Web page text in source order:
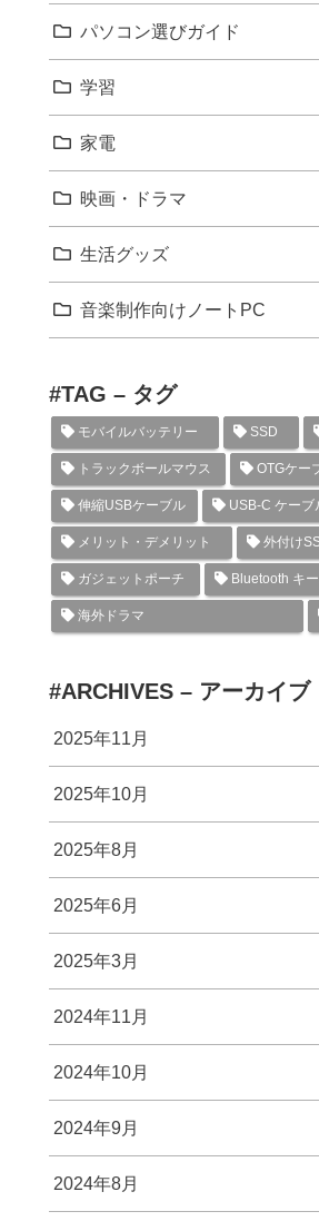
パソコン選びガイド
学習
家電
映画・ドラマ
生活グッズ
音楽制作向けノートPC
#TAG – タグ
モバイルバッテリー SSD
トラックボールマウス OTGケー
伸縮USBケーブル USB-C ケーブ
メリット・デメリット 外付け
ガジェットポーチ Bluetooth キ
海外ドラマ
#ARCHIVES – アーカイブ
2025年11月
2025年10月
2025年8月
2025年6月
2025年3月
2024年11月
2024年10月
2024年9月
2024年8月